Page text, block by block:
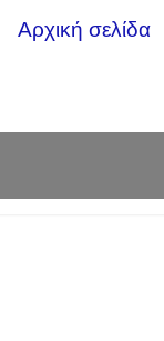
Αρχική σελίδα